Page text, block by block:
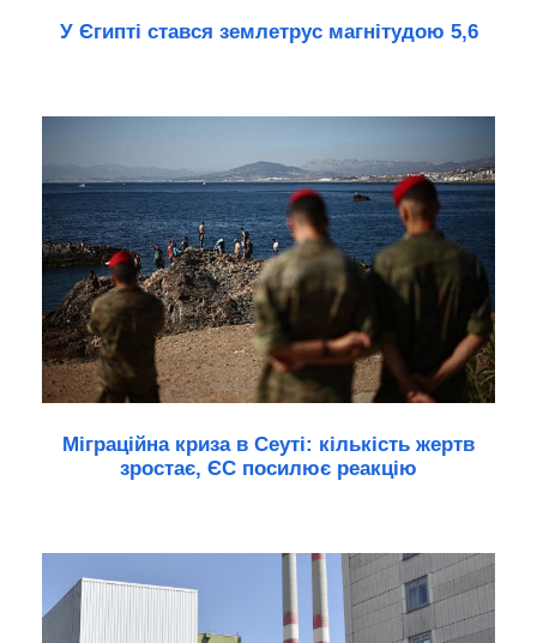
У Єгипті стався землетрус магнітудою 5,6
Міграційна криза в Сеуті: кількість жертв
зростає, ЄС посилює реакцію